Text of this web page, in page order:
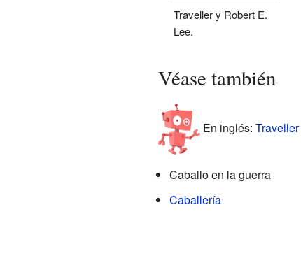
Traveller y Robert E.
Lee.
Véase también
En inglés:
Caballo en la guerra
Caballería